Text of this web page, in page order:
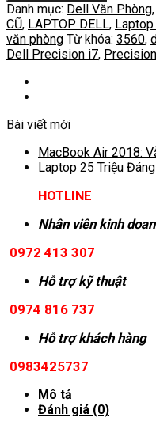
Danh mục: Dell Văn Phòng,
CŨ, LAPTOP DELL,
văn phòng Từ khóa: 3560,
Dell Precision i7, Precision
Bài viết mới
MacBook Air 2018:
Laptop 25 Triệu
HOTLINE
Nhân viên kinh
0972 413 307
Hỗ trợ kỹ thuật
0974 816 737
Hỗ trợ khách hàng
0983425737
Mô tả
Đánh giá (0)